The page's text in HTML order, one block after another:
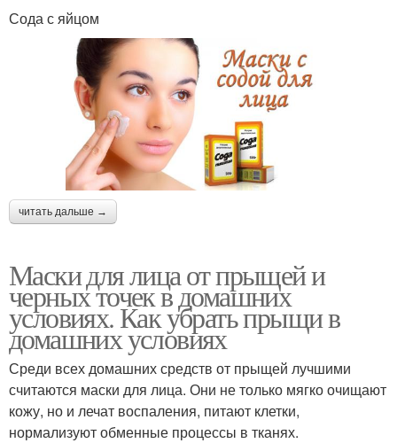
Противовоспалительные
маски
Маска с
активированным углем
Уголь от прыщей
Маска из
активированного угля
Угольные маски
Маски из
энтеросорбента
Пузырьковая маска
Быстродействующие
маски
Сода с яйцом
читать дальше →
Маски для лица от прыщей и
черных точек в домашних
условиях. Как убрать прыщи в
домашних условиях
Среди всех домашних средств от прыщей лучшими
считаются маски для лица. Они не только мягко очищают
кожу, но и лечат воспаления, питают клетки,
нормализуют обменные процессы в тканях.